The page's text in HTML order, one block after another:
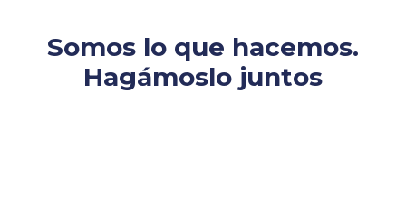
Somos lo que hacemos.
Hagámoslo juntos